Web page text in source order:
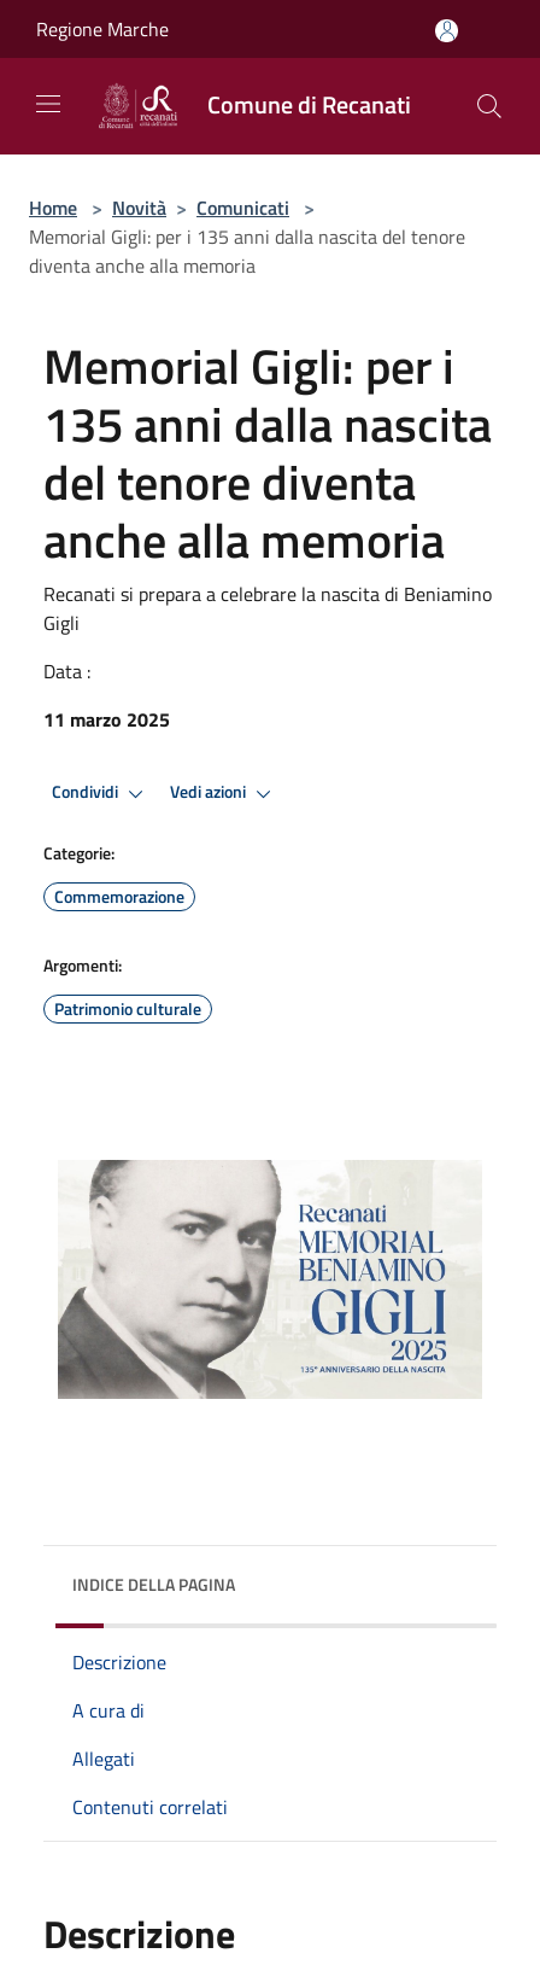
Regione Marche
Comune di Recanati
Home > Novità > Comunicati >
Memorial Gigli: per i 135 anni dalla nascita del tenore
diventa anche alla memoria
Memorial Gigli: per i
135 anni dalla nascita
del tenore diventa
anche alla memoria
Recanati si prepara a celebrare la nascita di Beniamino
Gigli
Data :
11 marzo 2025
Condividi Vedi azioni
Categorie:
Commemorazione
Argomenti:
Patrimonio culturale
INDICE DELLA PAGINA
Descrizione
A cura di
Allegati
Contenuti correlati
Descrizione